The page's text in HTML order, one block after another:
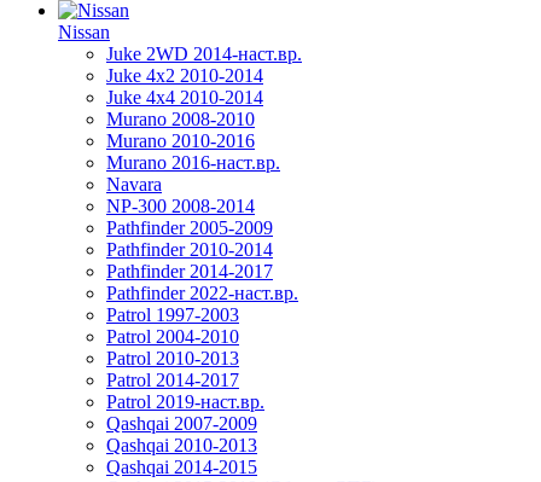
Nissan
Juke 2WD 2014-наст.вр.
Juke 4x2 2010-2014
Juke 4x4 2010-2014
Murano 2008-2010
Murano 2010-2016
Murano 2016-наст.вр.
Navara
NP-300 2008-2014
Pathfinder 2005-2009
Pathfinder 2010-2014
Pathfinder 2014-2017
Pathfinder 2022-наст.вр.
Patrol 1997-2003
Patrol 2004-2010
Patrol 2010-2013
Patrol 2014-2017
Patrol 2019-наст.вр.
Qashqai 2007-2009
Qashqai 2010-2013
Qashqai 2014-2015